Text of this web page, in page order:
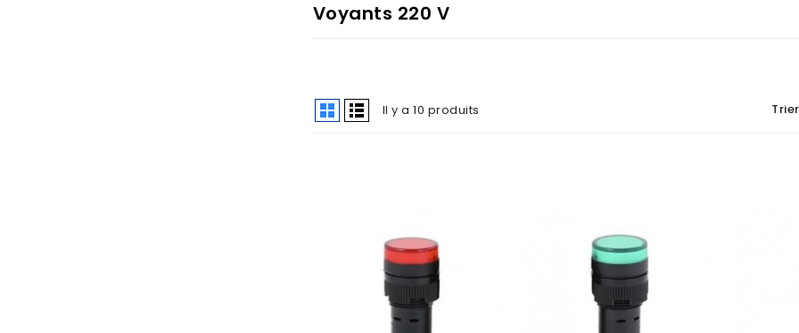
Voyants 220 V
Il y a 10 produits